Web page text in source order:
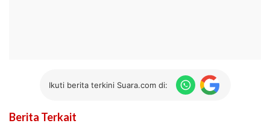
Ikuti berita terkini Suara.com di:
Berita Terkait